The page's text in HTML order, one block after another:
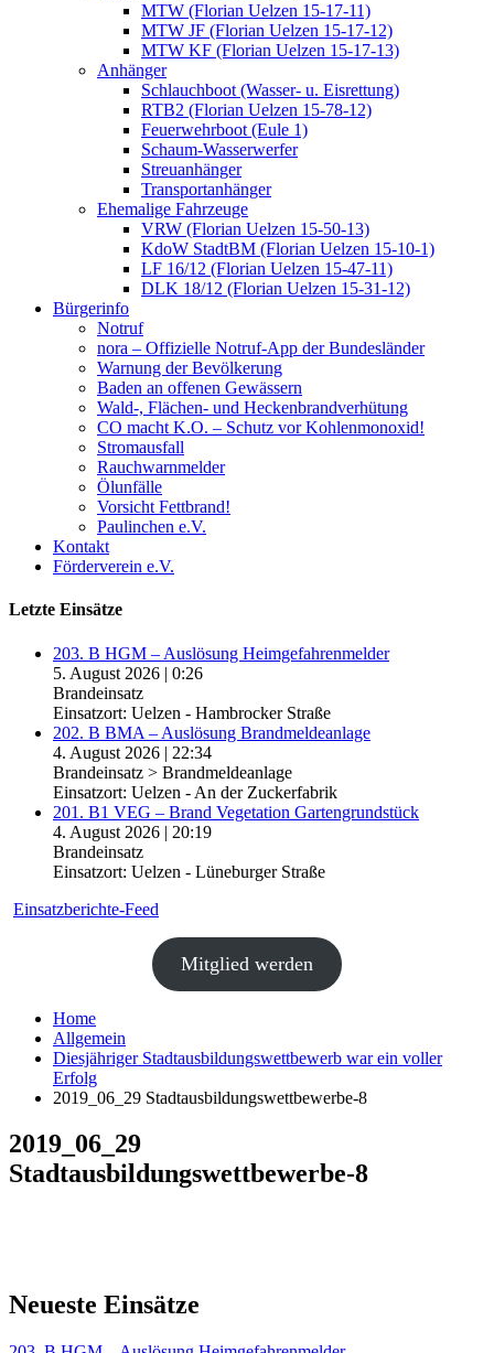
MTW (Florian Uelzen 15-17-11)
MTW JF (Florian Uelzen 15-17-12)
MTW KF (Florian Uelzen 15-17-13)
Anhänger
Schlauchboot (Wasser- u. Eisrettung)
RTB2 (Florian Uelzen 15-78-12)
Feuerwehrboot (Eule 1)
Schaum-Wasserwerfer
Streuanhänger
Transportanhänger
Ehemalige Fahrzeuge
VRW (Florian Uelzen 15-50-13)
KdoW StadtBM (Florian Uelzen 15-10-1)
LF 16/12 (Florian Uelzen 15-47-11)
DLK 18/12 (Florian Uelzen 15-31-12)
Bürgerinfo
Notruf
nora – Offizielle Notruf-App der Bundesländer
Warnung der Bevölkerung
Baden an offenen Gewässern
Wald-, Flächen- und Heckenbrandverhütung
CO macht K.O. – Schutz vor Kohlenmonoxid!
Stromausfall
Rauchwarnmelder
Ölunfälle
Vorsicht Fettbrand!
Paulinchen e.V.
Kontakt
Förderverein e.V.
Letzte Einsätze
203. B HGM – Auslösung Heimgefahrenmelder
5. August 2026 | 0:26
Brandeinsatz
Einsatzort: Uelzen - Hambrocker Straße
202. B BMA – Auslösung Brandmeldeanlage
4. August 2026 | 22:34
Brandeinsatz > Brandmeldeanlage
Einsatzort: Uelzen - An der Zuckerfabrik
201. B1 VEG – Brand Vegetation Gartengrundstück
4. August 2026 | 20:19
Brandeinsatz
Einsatzort: Uelzen - Lüneburger Straße
Einsatzberichte-Feed
Mitglied werden
Home
Allgemein
Diesjähriger Stadtausbildungswettbewerb war ein voller
Erfolg
2019_06_29 Stadtausbildungswettbewerbe-8
2019_06_29
Stadtausbildungswettbewerbe-8
Neueste Einsätze